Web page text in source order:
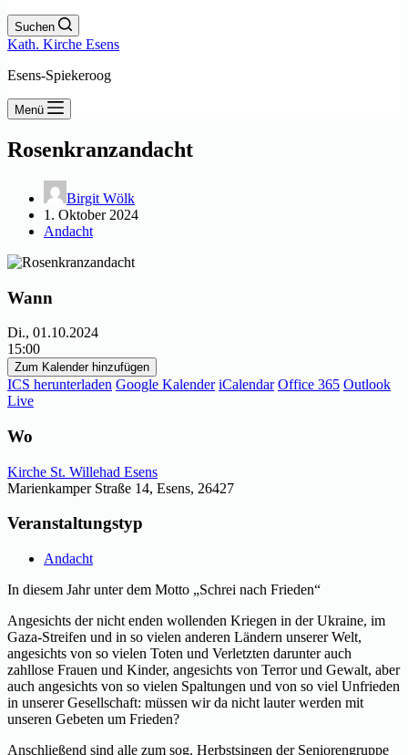
Suchen
Kath. Kirche Esens
Esens-Spiekeroog
Menü
Rosenkranzandacht
Birgit Wölk
1. Oktober 2024
Andacht
Wann
Di., 01.10.2024
15:00
Zum Kalender hinzufügen
ICS herunterladen Google Kalender iCalendar Office 365 Outlook
Live
Wo
Kirche St. Willehad Esens
Marienkamper Straße 14, Esens, 26427
Veranstaltungstyp
Andacht
In diesem Jahr unter dem Motto „Schrei nach Frieden“
Angesichts der nicht enden wollenden Kriegen in der Ukraine, im
Gaza-Streifen und in so vielen anderen Ländern unserer Welt,
angesichts von so vielen Toten und Verletzten darunter auch
zahllose Frauen und Kinder, angesichts von Terror und Gewalt, aber
auch angesichts von so vielen Spaltungen und von so viel Unfrieden
in unserer Gesellschaft: müssen wir da nicht lauter werden mit
unseren Gebeten um Frieden?
Anschließend sind alle zum sog. Herbstsingen der Seniorengruppe